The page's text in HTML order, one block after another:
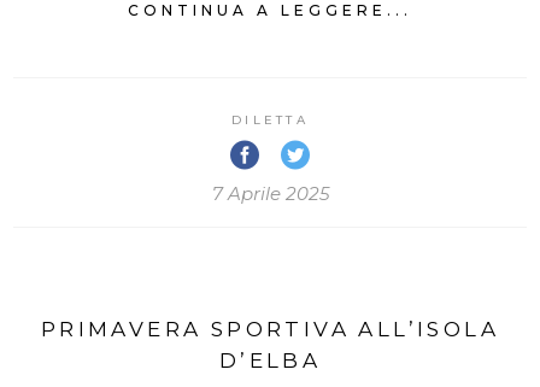
CONTINUA A LEGGERE...
DILETTA
7 Aprile 2025
PRIMAVERA SPORTIVA ALL’ISOLA
D’ELBA